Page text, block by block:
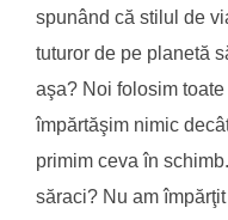
spunând că stilul de
tuturor de pe planetă
aşa? Noi folosim
împărtăşim nimic
primim ceva în
săraci? Nu am